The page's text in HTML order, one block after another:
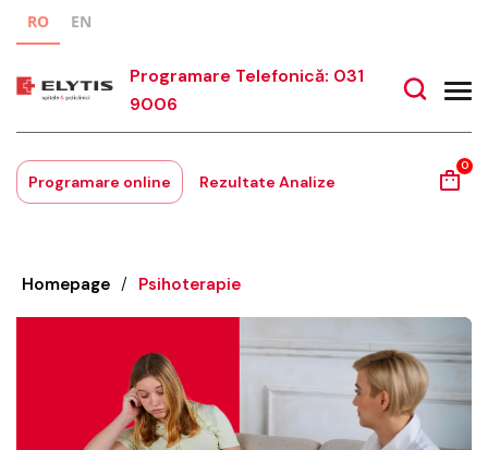
RO EN
Programare Telefonică: 031
9006
Programare online Rezultate Analize
0
Homepage / Psihoterapie